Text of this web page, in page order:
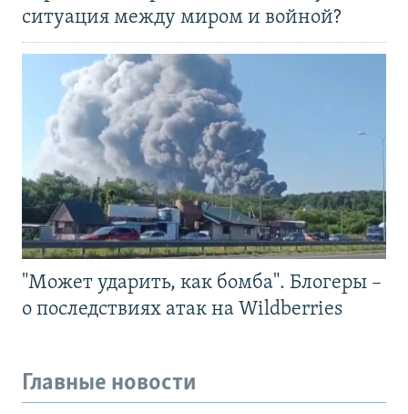
ситуация между миром и войной?
"Может ударить, как бомба". Блогеры –
о последствиях атак на Wildberries
Главные новости